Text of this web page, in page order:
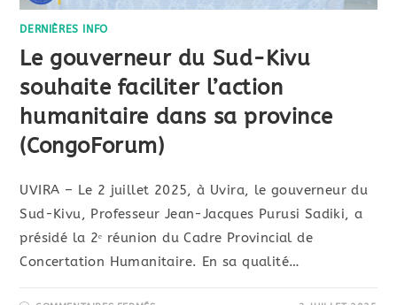
DERNIÈRES INFO
Le gouverneur du Sud-Kivu
souhaite faciliter l’action
humanitaire dans sa province
(CongoForum)
UVIRA – Le 2 juillet 2025, à Uvira, le gouverneur du
Sud-Kivu, Professeur Jean-Jacques Purusi Sadiki, a
présidé la 2ᵉ réunion du Cadre Provincial de
Concertation Humanitaire. En sa qualité…